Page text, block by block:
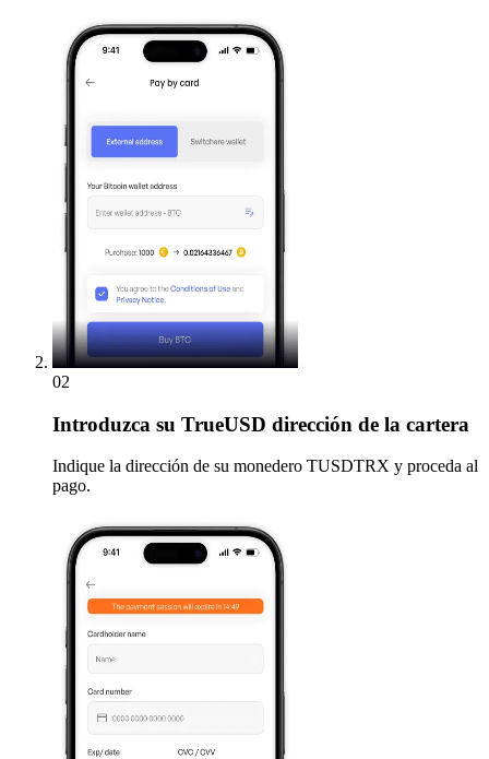
02
Introduzca su TrueUSD dirección de la cartera
Indique la dirección de su monedero TUSDTRX y proceda al
pago.